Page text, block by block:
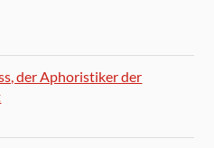
der Aphoristiker der